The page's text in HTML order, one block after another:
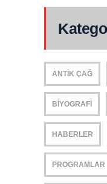
ANTIK ÇAĞ
BIYOGRAFI
HABERLER
PROGRAMLAR